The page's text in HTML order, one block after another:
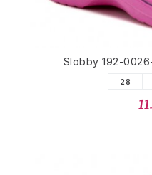
Slobby 192-
28